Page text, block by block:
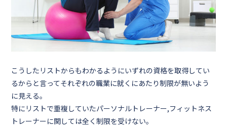
こうしたリストからもわかるようにいずれの資格を取得してい
るからと言ってそれぞれの職業に就くにあたり制限が無いよう
に見える。
特にリストで重複していたパーソナルトレーナー,フィットネス
トレーナーに関しては全く制限を受けない。